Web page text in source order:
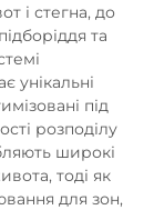
і стегна, до
та
унікальні
під
розподілу
широкі
тоді як
для зон,